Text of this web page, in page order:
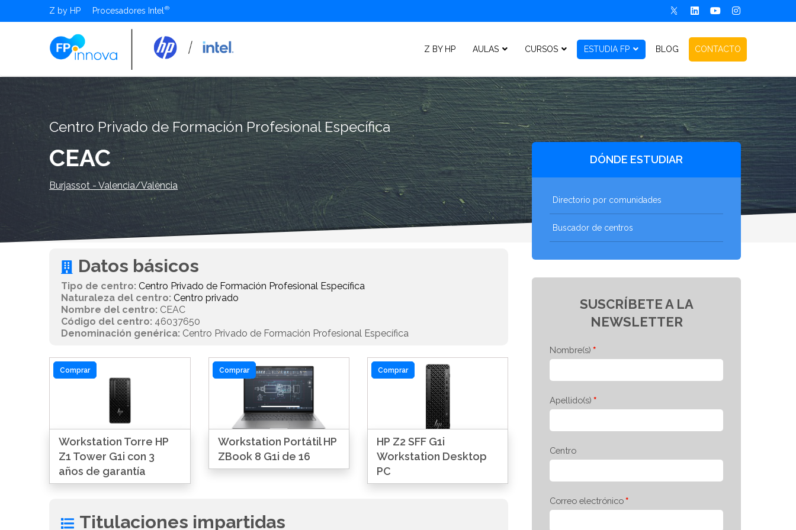
Z by HP Procesadores Intel
Z BY HP AULAS CURSOS ESTUDIA FP BLOG CONTACTO
Centro Privado de Formación Profesional Específica
CEAC
Burjassot - Valencia/València
Datos básicos
Tipo de centro: Centro Privado de Formación Profesional Específica
Naturaleza del centro: Centro privado
Nombre del centro: CEAC
Código del centro: 46037650
Denominación genérica: Centro Privado de Formación Profesional Específica
Comprar
Workstation Torre HP
Z1 Tower G1i con 3
años de garantía
Comprar
Workstation Portátil HP
ZBook 8 G1i de 16
Comprar
HP Z2 SFF G1i
Workstation Desktop
PC
Titulaciones impartidas
DÓNDE ESTUDIAR
Directorio por comunidades
Buscador de centros
SUSCRÍBETE A LA
NEWSLETTER
Nombre(s)
Apellido(s)
Centro
Correo electrónico